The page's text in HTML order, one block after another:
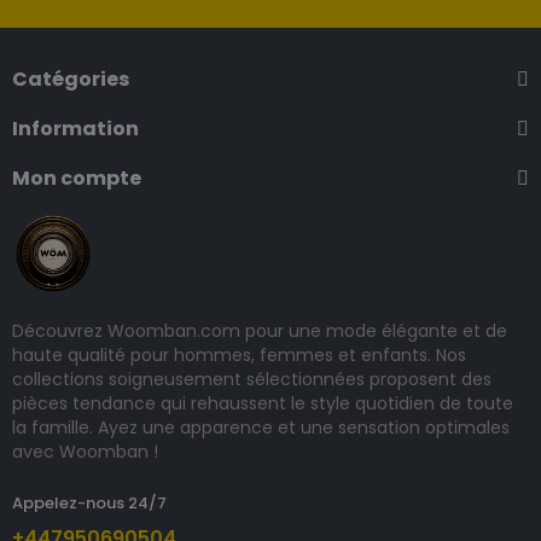
Catégories
Information
Mon compte
Découvrez Woomban.com pour une mode élégante et de
haute qualité pour hommes, femmes et enfants. Nos
collections soigneusement sélectionnées proposent des
pièces tendance qui rehaussent le style quotidien de toute
la famille. Ayez une apparence et une sensation optimales
avec Woomban !
Appelez-nous 24/7